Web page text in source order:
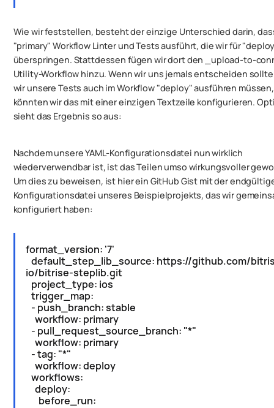
Wie wir feststellen, besteht der einzige Unterschied darin,
"primary" Workflow Linter und Tests ausführt, die wir für
überspringen. Stattdessen fügen wir dort den _upload-to-
Utility-Workflow hinzu. Wenn wir uns jemals entscheiden
wir unsere Tests auch im Workflow "deploy" ausführen müssen,
könnten wir das mit einer einzigen Textzeile konfigurieren.
sieht das Ergebnis so aus:
Nachdem unsere YAML-Konfigurationsdatei nun wirklich
wiederverwendbar ist, ist das Teilen umso wirkungsvoller
Um dies zu beweisen, ist hier ein GitHub Gist mit der
Konfigurationsdatei unseres Beispielprojekts, das wir
konfiguriert haben:
format_version: '7'
default_step_lib_source: https://github.com/
io/bitrise-steplib.git
project_type: ios
trigger_map:
- push_branch: stable
workflow: primary
- pull_request_source_branch: "*"
workflow: primary
- tag: "*"
workflow: deploy
workflows:
deploy:
before_run: